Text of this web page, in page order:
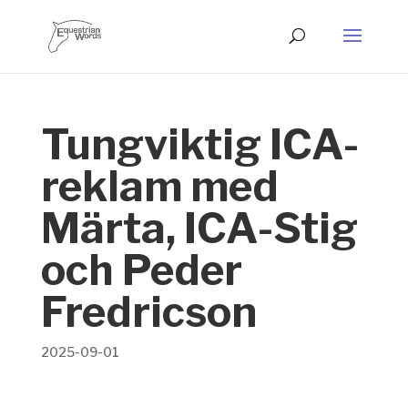
Tungviktig ICA-
reklam med
Märta, ICA-Stig
och Peder
Fredricson
2025-09-01